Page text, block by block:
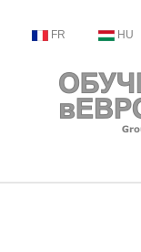
FR HU